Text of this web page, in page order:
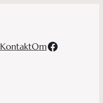
KontaktOmFacebook